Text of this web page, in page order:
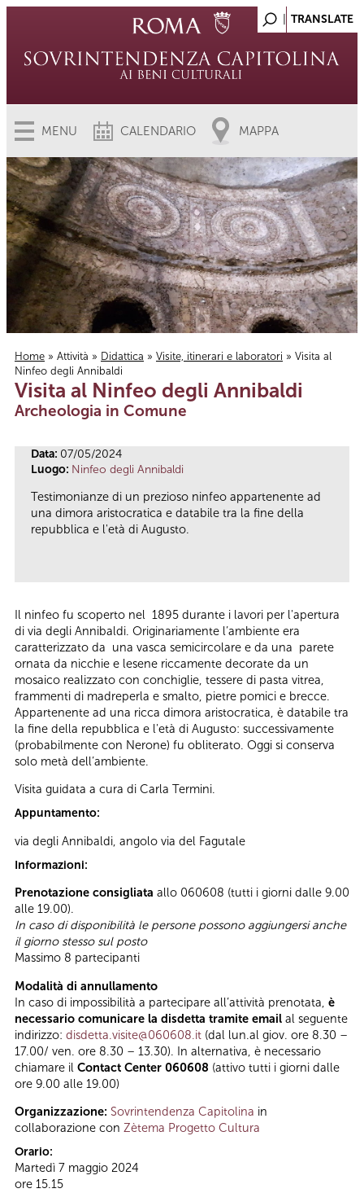
MENU CALENDARIO MAPPA
Tu sei qui
Home » Attività » Didattica » Visite, itinerari e laboratori » Visita al
Ninfeo degli Annibaldi
Visita al Ninfeo degli Annibaldi
Archeologia in Comune
Data: 07/05/2024
Luogo: Ninfeo degli Annibaldi
Testimonianze di un prezioso ninfeo appartenente ad
una dimora aristocratica e databile tra la fine della
repubblica e l'età di Augusto.
Il ninfeo fu scoperto nel 1895 durante i lavori per l'apertura
di via degli Annibaldi. Originariamente l’ambiente era
caratterizzato da una vasca semicircolare e da una parete
ornata da nicchie e lesene riccamente decorate da un
mosaico realizzato con conchiglie, tessere di pasta vitrea,
frammenti di madreperla e smalto, pietre pomici e brecce.
Appartenente ad una ricca dimora aristocratica, è databile tra
la fine della repubblica e l'età di Augusto: successivamente
(probabilmente con Nerone) fu obliterato. Oggi si conserva
solo metà dell’ambiente.
Visita guidata a cura di Carla Termini.
Appuntamento:
via degli Annibaldi, angolo via del Fagutale
Informazioni:
Prenotazione consigliata allo 060608 (tutti i giorni dalle 9.00
alle 19.00).
In caso di disponibilità le persone possono aggiungersi anche
il giorno stesso sul posto
Massimo 8 partecipanti
Modalità di annullamento
In caso di impossibilità a partecipare all’attività prenotata, è
necessario comunicare la disdetta tramite email al seguente
indirizzo: disdetta.visite@060608.it (dal lun.al giov. ore 8.30 –
17.00/ ven. ore 8.30 – 13.30). In alternativa, è necessario
chiamare il Contact Center 060608 (attivo tutti i giorni dalle
ore 9.00 alle 19.00)
Organizzazione: Sovrintendenza Capitolina in
collaborazione con Zètema Progetto Cultura
Orario:
Martedì 7 maggio 2024
ore 15.15